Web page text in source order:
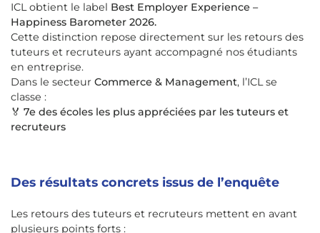
ICL obtient le label Best Employer Experience –
Happiness Barometer 2026.
Cette distinction repose directement sur les retours des
tuteurs et recruteurs ayant accompagné nos étudiants
en entreprise.
Dans le secteur Commerce & Management, l’ICL se
classe :
🏅 7e des écoles les plus appréciées par les tuteurs et
recruteurs
Des résultats concrets issus de l’enquête
Les retours des tuteurs et recruteurs mettent en avant
plusieurs points forts :